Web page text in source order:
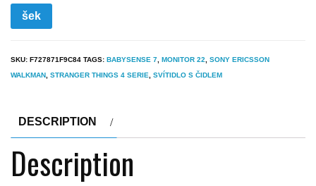
šek
SKU: F727871F9C84 TAGS: BABYSENSE 7 MONITOR 22
SONY ERICSSON
WALKMAN STRANGER THINGS 4 SERIE SVÍTIDLO S ČIDLEM
DESCRIPTION
Description